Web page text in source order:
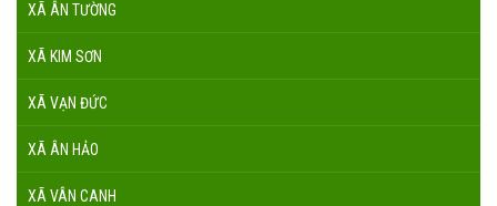
XÃ ÂN TƯỜNG
XÃ KIM SƠN
XÃ VẠN ĐỨC
XÃ ÂN HẢO
XÃ VÂN CANH